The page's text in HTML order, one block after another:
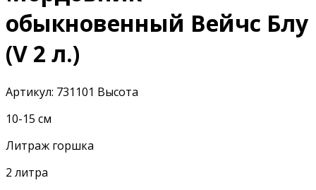
обыкновенный Вейчс Блу
(V 2 л.)
Артикул: 731101 Высота
10-15 см
Литраж горшка
2 литра